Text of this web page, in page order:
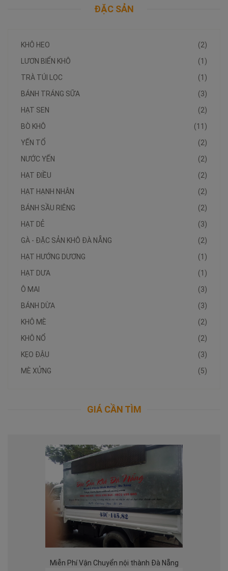
ĐẶC SẢN
(2)
KHÔ HEO
(1)
LƯƠN BIỂN KHÔ
(1)
TRÀ TÚI LỌC
(3)
BÁNH TRÁNG SỮA
(2)
HẠT SEN
(11)
BÒ KHÔ
(2)
YẾN TỔ
(2)
NƯỚC YẾN
(2)
HẠT ĐIỀU
(2)
HẠT HẠNH NHÂN
(2)
BÁNH SẦU RIÊNG
(3)
HẠT DẺ
(2)
GÀ - ĐẶC SẢN KHÔ ĐÀ NẴNG
(1)
HẠT HƯỚNG DƯƠNG
(1)
HẠT DƯA
(3)
Ô MAI
(3)
BÁNH DỪA
(2)
KHÔ MÈ
(2)
KHÔ NỔ
(3)
KẸO ĐẬU
(5)
MÈ XỬNG
GIÁ CẦN TÌM
Miễn Phí Vận Chuyển nội thành Đà Nẵng